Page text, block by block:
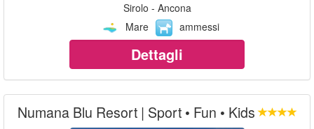
Sirolo - Ancona
Mare
ammessi
Dettagli
Numana Blu Resort | Sport • Fun • Kids